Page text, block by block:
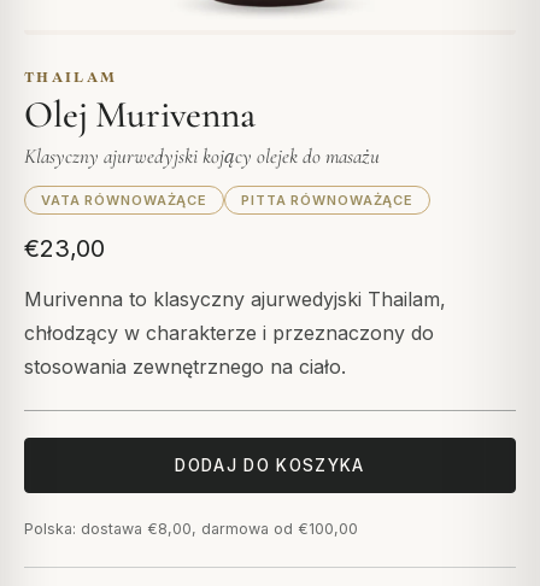
THAILAM
Olej Murivenna
Klasyczny ajurwedyjski kojący olejek do masażu
VATA RÓWNOWAŻĄCE PITTA RÓWNOWAŻĄCE
€23,00
Murivenna to klasyczny ajurwedyjski Thailam,
chłodzący w charakterze i przeznaczony do
stosowania zewnętrznego na ciało.
DODAJ DO KOSZYKA
Polska: dostawa €8,00, darmowa od €100,00